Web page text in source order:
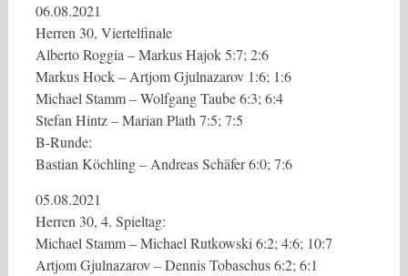
06.08.2021
Herren 30, Viertelfinale
Alberto Roggia – Markus Hajok 5:7; 2:6
Markus Hock – Artjom Gjulnazarov 1:6; 1:6
Michael Stamm – Wolfgang Taube 6:3; 6:4
Stefan Hintz – Marian Plath 7:5; 7:5
B-Runde:
Bastian Köchling – Andreas Schäfer 6:0; 7:6
05.08.2021
Herren 30, 4. Spieltag:
Michael Stamm – Michael Rutkowski 6:2; 4:6; 10:7
Artjom Gjulnazarov – Dennis Tobaschus 6:2; 6:1